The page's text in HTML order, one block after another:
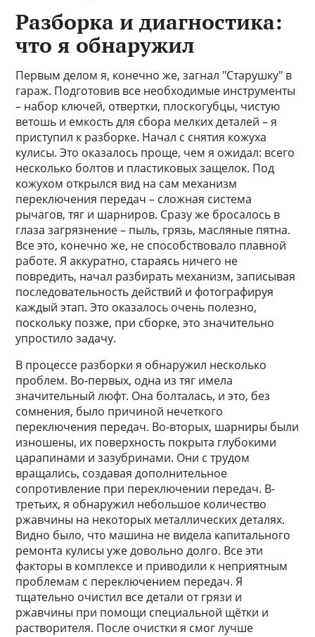
Разборка и диагностика:
что я обнаружил
Первым делом я, конечно же, загнал "Старушку" в
гараж. Подготовив все необходимые инструменты
– набор ключей, отвертки, плоскогубцы, чистую
ветошь и емкость для сбора мелких деталей – я
приступил к разборке. Начал с снятия кожуха
кулисы. Это оказалось проще, чем я ожидал: всего
несколько болтов и пластиковых защелок. Под
кожухом открылся вид на сам механизм
переключения передач – сложная система
рычагов, тяг и шарниров. Сразу же бросалось в
глаза загрязнение – пыль, грязь, масляные пятна.
Все это, конечно же, не способствовало плавной
работе. Я аккуратно, стараясь ничего не
повредить, начал разбирать механизм, записывая
последовательность действий и фотографируя
каждый этап. Это оказалось очень полезно,
поскольку позже, при сборке, это значительно
упростило задачу.
В процессе разборки я обнаружил несколько
проблем. Во-первых, одна из тяг имела
значительный люфт. Она болталась, и это, без
сомнения, было причиной нечеткого
переключения передач. Во-вторых, шарниры были
изношены, их поверхность покрыта глубокими
царапинами и зазубринами. Они с трудом
вращались, создавая дополнительное
сопротивление при переключении передач. В-
третьих, я обнаружил небольшое количество
ржавчины на некоторых металлических деталях.
Видно было, что машина не видела капитального
ремонта кулисы уже довольно долго. Все эти
факторы в комплексе и приводили к неприятным
проблемам с переключением передач. Я
тщательно очистил все детали от грязи и
ржавчины при помощи специальной щётки и
растворителя. После очистки я смог лучше